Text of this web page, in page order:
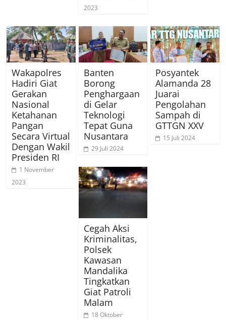
2023
Wakapolres
Hadiri Giat
Gerakan
Nasional
Ketahanan
Pangan
Secara Virtual
Dengan Wakil
Presiden RI
1 November
2023
Banten
Borong
Penghargaan
di Gelar
Teknologi
Tepat Guna
Nusantara
29 Juli 2024
Posyantek
Alamanda 28
Juarai
Pengolahan
Sampah di
GTTGN XXV
15 Juli 2024
Cegah Aksi
Kriminalitas,
Polsek
Kawasan
Mandalika
Tingkatkan
Giat Patroli
Malam
18 Oktober